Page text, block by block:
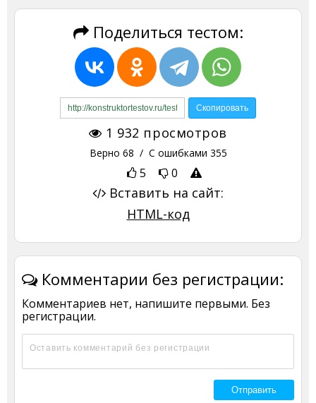
Поделиться тестом:
1 932 просмотров
Верно 68 / С ошибками 355
5 0
Вставить на сайт:
HTML-код
Комментарии без регистрации:
Комментариев нет, напишите первыми. Без
регистрации.